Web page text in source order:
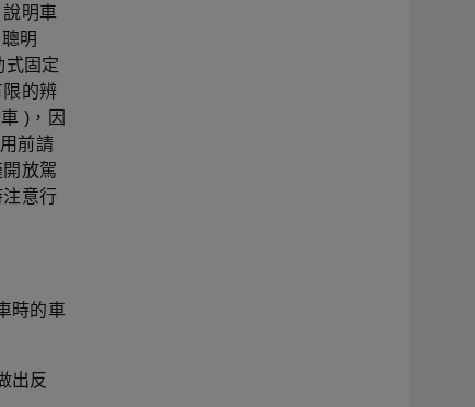
明車
明
式固定
的辨
)，因
前請
放駕
意行
時的車
出反